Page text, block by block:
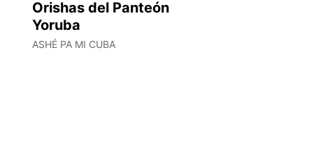
Orishas del Panteón
Yoruba
ASHÉ PA MI CUBA